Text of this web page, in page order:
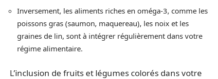
Inversement, les aliments riches en oméga-3, comme les
poissons gras (saumon, maquereau), les noix et les
graines de lin, sont à intégrer régulièrement dans votre
régime alimentaire.
L’inclusion de fruits et légumes colorés dans votre